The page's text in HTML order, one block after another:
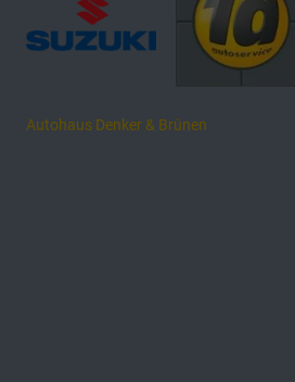
Autohaus Denker & Brünen